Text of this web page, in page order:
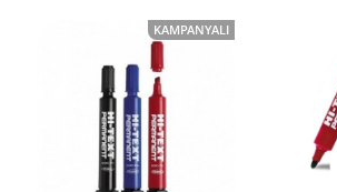
KAMPANYALI